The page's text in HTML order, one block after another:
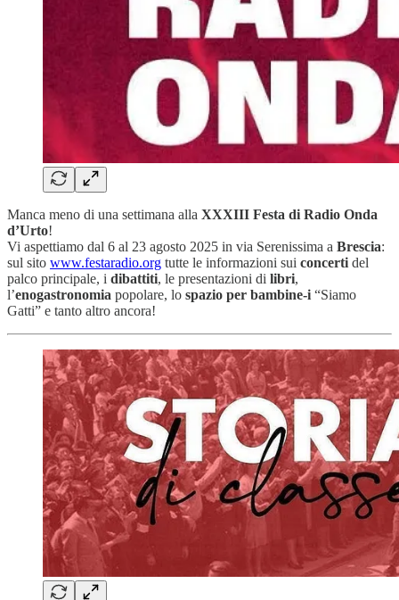
Manca meno di una settimana alla XXXIII Festa di Radio Onda
d’Urto!
Vi aspettiamo dal 6 al 23 agosto 2025 in via Serenissima a Brescia:
sul sito www.festaradio.org tutte le informazioni sui concerti del
palco principale, i dibattiti, le presentazioni di libri,
l’enogastronomia popolare, lo spazio per bambine-i “Siamo
Gatti” e tanto altro ancora!